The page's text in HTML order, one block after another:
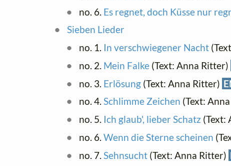
no. 6. Es regnet, doch Küsse nur
Sieben Lieder
no. 1. In verschwiegener Nacht
no. 2. Mein Falke(Text: Anna Ritter)
no. 3. Erlösung(Text: Anna Ritter)
no. 4. Schlimme Zeichen (Text:
no. 5. Ich glaub', lieber Schatz (Text:
no. 6. Wenn die Sterne scheinen
no. 7. Sehnsucht(Text: Anna Ritter)